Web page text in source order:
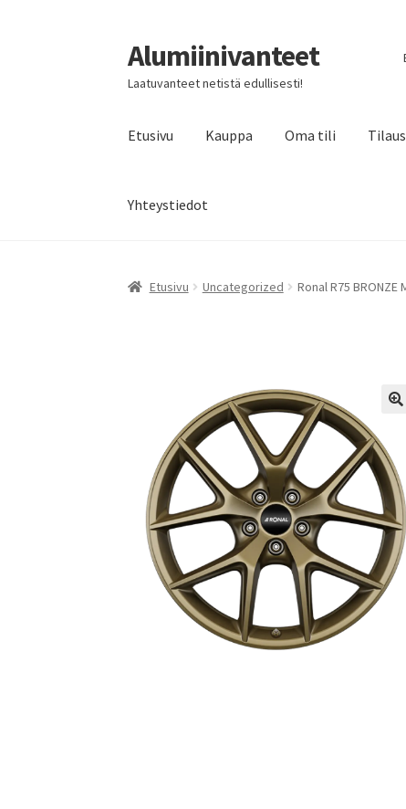
Siirry
navigointiin
Siirry
sisältöön
Alumiinivanteet
Laatuvanteet netistä edullisesti!
Etusivu Kauppa Oma tili
Yhteystiedot
Etusivu Uncategorized Ronal R75 BRONZE